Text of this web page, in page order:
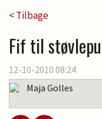
< Tilbage
Fif til
12-10-2010 08:24
Maja Golles